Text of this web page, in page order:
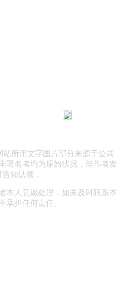
站所用文字图片部分来源于公共
署名者均为原始状况，但作者发
知认领，
本人意愿处理，如未及时联系本
承担任何责任。